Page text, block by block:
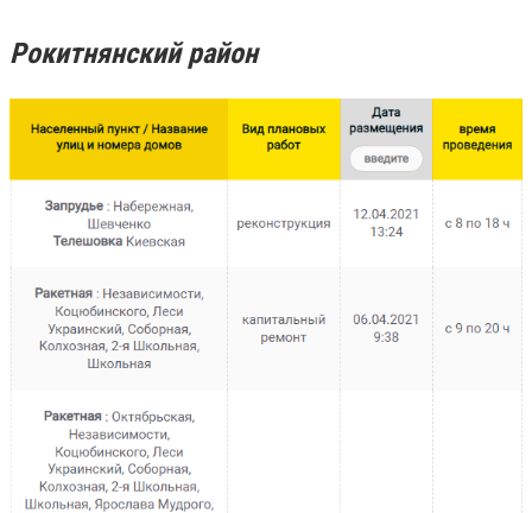
Рокитнянский район